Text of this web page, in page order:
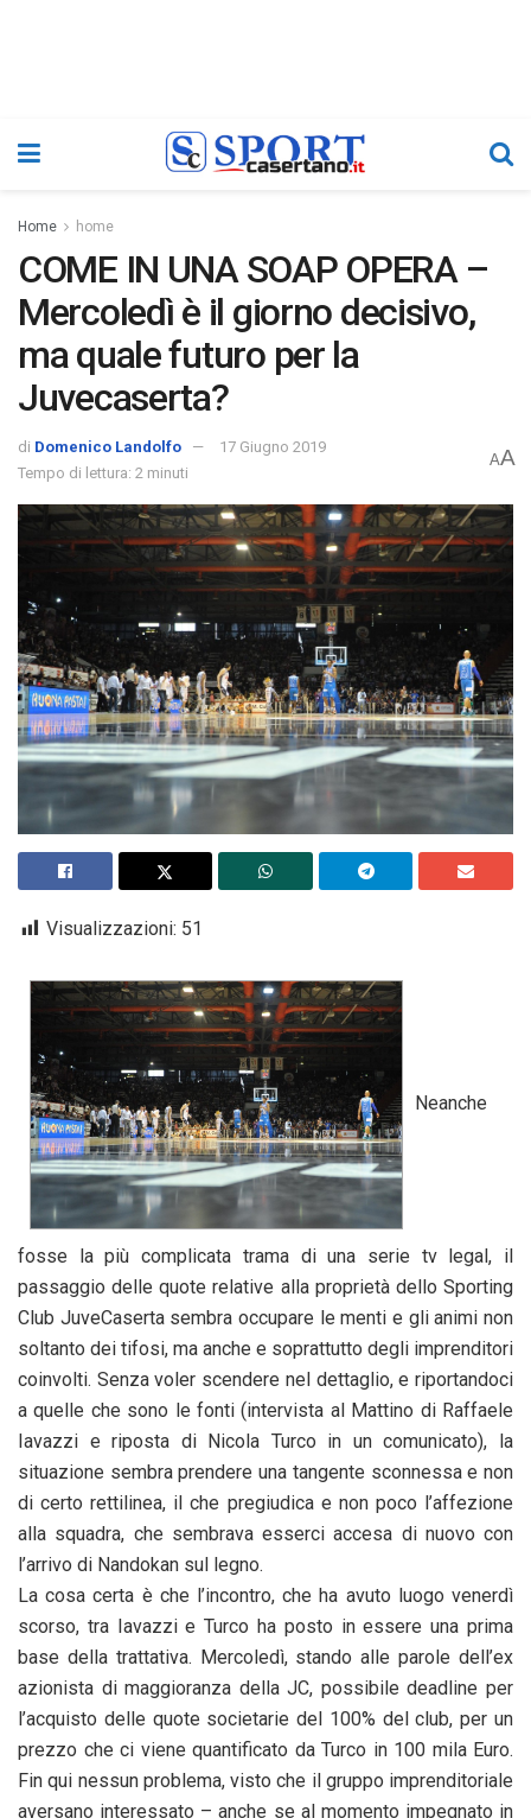
Home home
COME IN UNA SOAP OPERA –
Mercoledì è il giorno decisivo,
ma quale futuro per la
Juvecaserta?
di Domenico Landolfo
17 Giugno 2019
Tempo di lettura: 2 minuti
AA
Visualizzazioni: 51
Neanche
fosse la più complicata trama di una serie tv legal, il
passaggio delle quote relative alla proprietà dello Sporting
Club JuveCaserta sembra occupare le menti e gli animi non
soltanto dei tifosi, ma anche e soprattutto degli imprenditori
coinvolti. Senza voler scendere nel dettaglio, e riportandoci
a quelle che sono le fonti (intervista al Mattino di Raffaele
Iavazzi e riposta di Nicola Turco in un comunicato), la
situazione sembra prendere una tangente sconnessa e non
di certo rettilinea, il che pregiudica e non poco l’affezione
alla squadra, che sembrava esserci accesa di nuovo con
l’arrivo di Nandokan sul legno.
La cosa certa è che l’incontro, che ha avuto luogo venerdì
scorso, tra Iavazzi e Turco ha posto in essere una prima
base della trattativa. Mercoledì, stando alle parole dell’ex
azionista di maggioranza della JC, possibile deadline per
l’acquisto delle quote societarie del 100% del club, per un
prezzo che ci viene quantificato da Turco in 100 mila Euro.
Fin qui nessun problema, visto che il gruppo imprenditoriale
aversano interessato – anche se al momento impegnato in